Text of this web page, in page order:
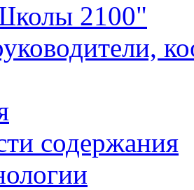
2100"
содержания